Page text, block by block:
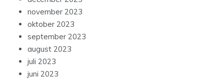
november 2023
oktober 2023
september 2023
august 2023
juli 2023
juni 2023